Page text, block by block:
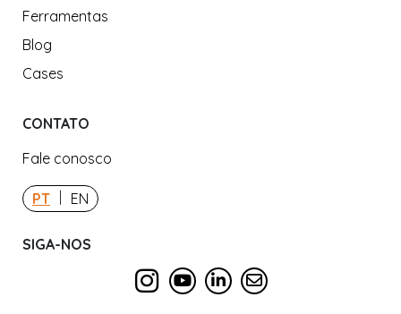
Ferramentas
Blog
Cases
CONTATO
Fale conosco
PT | EN
SIGA-NOS